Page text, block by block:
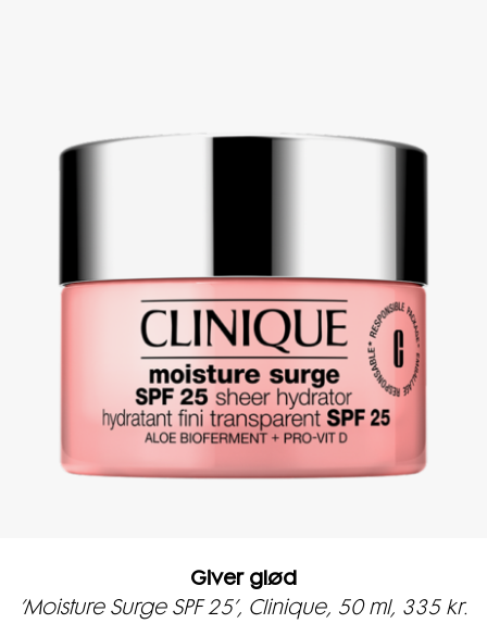
Giver glød
’Moisture Surge SPF 25’, Clinique, 50 ml, 335 kr.